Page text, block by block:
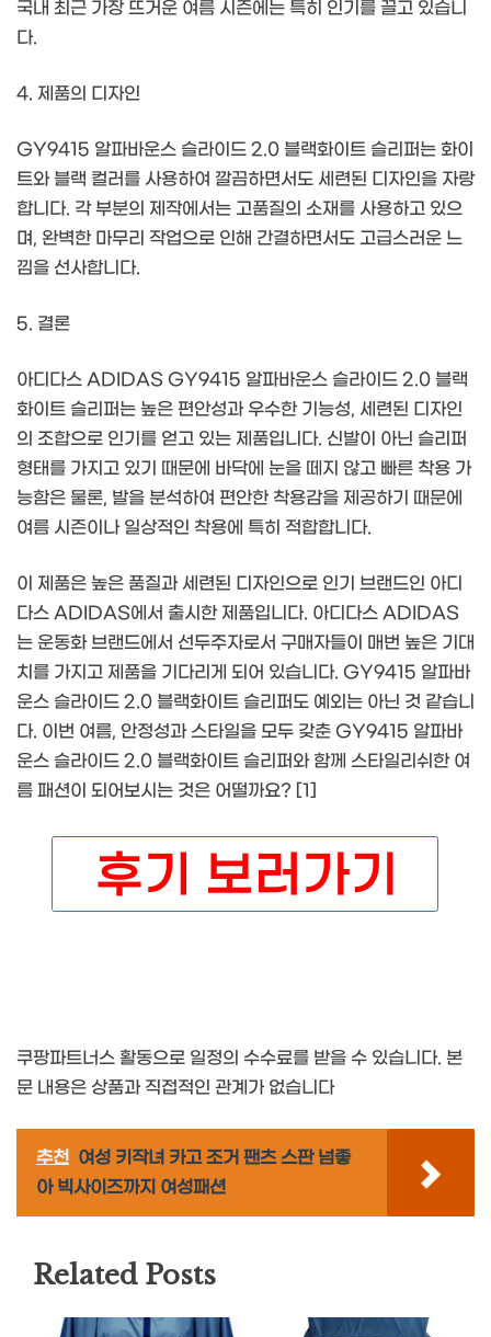
국내 최근 가장 뜨거운 여름 시즌에는 특히 인기를 끌고 있습니
다.
4. 제품의 디자인
GY9415 알파바운스 슬라이드 2.0 블랙화이트 슬리퍼는 화이
트와 블랙 컬러를 사용하여 깔끔하면서도 세련된 디자인을 자랑
합니다. 각 부분의 제작에서는 고품질의 소재를 사용하고 있으
며, 완벽한 마무리 작업으로 인해 간결하면서도 고급스러운 느
낌을 선사합니다.
5. 결론
아디다스 ADIDAS GY9415 알파바운스 슬라이드 2.0 블랙
화이트 슬리퍼는 높은 편안성과 우수한 기능성, 세련된 디자인
의 조합으로 인기를 얻고 있는 제품입니다. 신발이 아닌 슬리퍼
형태를 가지고 있기 때문에 바닥에 눈을 떼지 않고 빠른 착용 가
능함은 물론, 발을 분석하여 편안한 착용감을 제공하기 때문에
여름 시즌이나 일상적인 착용에 특히 적합합니다.
이 제품은 높은 품질과 세련된 디자인으로 인기 브랜드인 아디
다스 ADIDAS에서 출시한 제품입니다. 아디다스 ADIDAS
는 운동화 브랜드에서 선두주자로서 구매자들이 매번 높은 기대
치를 가지고 제품을 기다리게 되어 있습니다. GY9415 알파바
운스 슬라이드 2.0 블랙화이트 슬리퍼도 예외는 아닌 것 같습니
다. 이번 여름, 안정성과 스타일을 모두 갖춘 GY9415 알파바
운스 슬라이드 2.0 블랙화이트 슬리퍼와 함께 스타일리쉬한 여
름 패션이 되어보시는 것은 어떨까요? [1]
쿠팡파트너스 활동으로 일정의 수수료를 받을 수 있습니다. 본
문 내용은 상품과 직접적인 관계가 없습니다
추천 여성 키작녀 카고 조거 팬츠 스판 넘좋
아 빅사이즈까지 여성패션
Related Posts